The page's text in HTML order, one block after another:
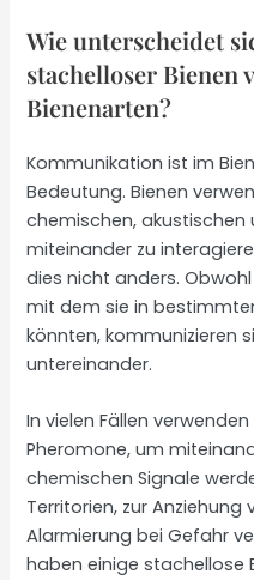
Wie unterscheidet
stachelloser Bienen
Bienenarten?
Kommunikation ist im
Bedeutung. Bienen
chemischen, akustischen
miteinander zu
dies nicht anders.
mit dem sie in
könnten, kommunizieren
untereinander.
In vielen Fällen
Pheromone, um
chemischen Signale
Territorien, zur Anziehung
Alarmierung bei Gefahr
haben einige stachellose